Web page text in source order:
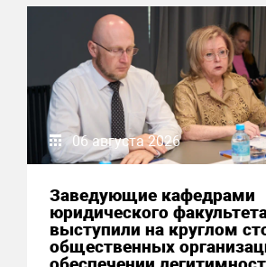
06 августа 2026
Заведующие кафедрами
юридического
выступили на круглом
общественных